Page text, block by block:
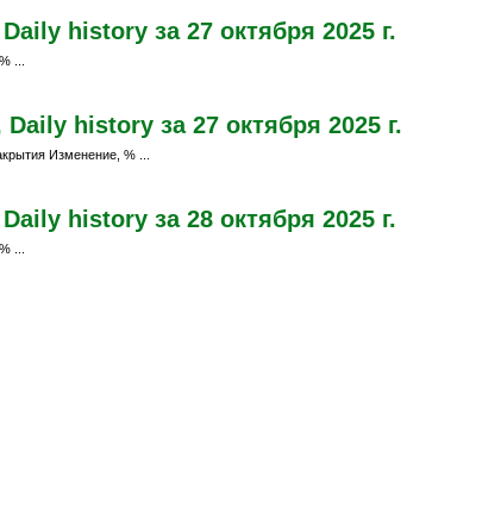
history за 27 октября 2025 г.
...
history за 27 октября 2025 г.
Изменение, % ...
history за 28 октября 2025 г.
...